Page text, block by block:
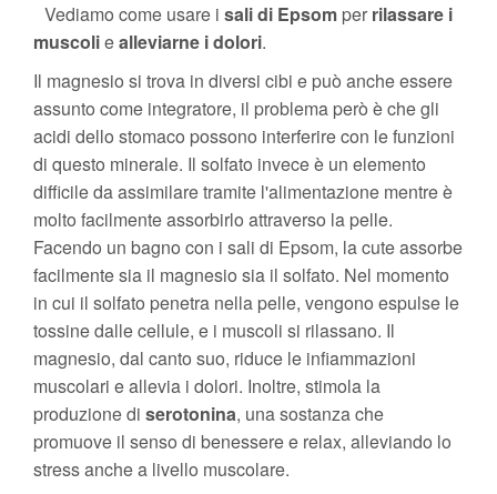
Vediamo come usare i sali di Epsom per rilassare i
muscoliealleviarne i dolori.
Il magnesio si trova in diversi cibi e può anche essere
assunto come integratore, il problema però è che gli
acidi dello stomaco possono interferire con le funzioni
di questo minerale. Il solfato invece è un elemento
difficile da assimilare tramite l'alimentazione mentre è
molto facilmente assorbirlo attraverso la pelle.
Facendo un bagno con i sali di Epsom, la cute assorbe
facilmente sia il magnesio sia il solfato. Nel momento
in cui il solfato penetra nella pelle, vengono espulse le
tossine dalle cellule, e i muscoli si rilassano. Il
magnesio, dal canto suo, riduce le infiammazioni
muscolari e allevia i dolori. Inoltre, stimola la
produzione di serotonina, una sostanza che
promuove il senso di benessere e relax, alleviando lo
stress anche a livello muscolare.